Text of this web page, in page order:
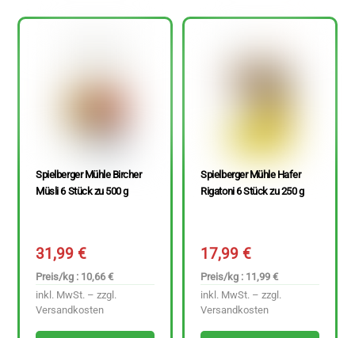
Spielberger Mühle Bircher
Müsli 6 Stück zu 500 g
31,99€
Preis/kg : 10,66 €
inkl. MwSt. – zzgl.
Versandkosten
Spielberger Mühle Hafer
Rigatoni 6 Stück zu 250 g
17,99€
Preis/kg : 11,99 €
inkl. MwSt. – zzgl.
Versandkosten